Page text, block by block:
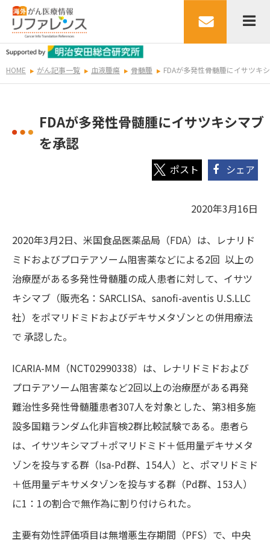
HOME がん記事一覧 血液腫瘍 骨髄腫 FDAが多発性骨髄腫にイサツキ
FDAが多発性骨髄腫にイサツキシマブ
を承認
シェア
2020年3月16日
2020年3月2日、米国食品医薬品局（FDA）は、レナリド
ミドおよびプロテアソーム阻害薬などによる2回 以上の
治療歴がある多発性骨髄腫の成人患者に対して、イサツ
キシマブ（販売名：SARCLISA、sanofi-aventis U.S.LLC
社）をポマリドミドおよびデキサメタゾンとの併用療法
で 承認した。
ICARIA-MM（NCT02990338）は、レナリドミドおよび
プロテアソーム阻害薬など2回以上の治療歴がある再発
難治性多発性骨髄腫患者307人を対象とした、第3相多施
設多国籍ランダム化非盲検2群比較試験である。患者ら
は、イサツキシマブ＋ポマリドミド＋低用量デキサメタ
ゾンを投与する群（Isa-Pd群、154人）と、ポマリドミド
＋低用量デキサメタゾンを投与する群（Pd群、153人）
に1：1の割合で無作為に割り付けられた。
主要有効性評価項目は無増悪生存期間（PFS）で、中央